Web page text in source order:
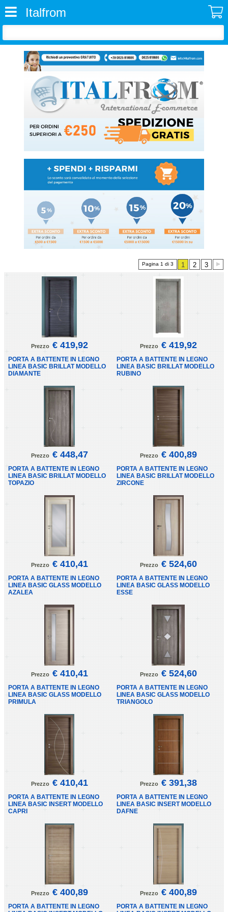
Italfrom
Pagina 1 di 3 1 2 3
Prezzo € 419,92
PORTA A BATTENTE IN LEGNO
LINEA BASIC BRILLAT MODELLO
DIAMANTE
Prezzo € 419,92
PORTA A BATTENTE IN LEGNO
LINEA BASIC BRILLAT MODELLO
RUBINO
Prezzo € 448,47
PORTA A BATTENTE IN LEGNO
LINEA BASIC BRILLAT MODELLO
TOPAZIO
Prezzo € 400,89
PORTA A BATTENTE IN LEGNO
LINEA BASIC BRILLAT MODELLO
ZIRCONE
Prezzo € 410,41
PORTA A BATTENTE IN LEGNO
LINEA BASIC GLASS MODELLO
AZALEA
Prezzo € 524,60
PORTA A BATTENTE IN LEGNO
LINEA BASIC GLASS MODELLO
ESSE
Prezzo € 410,41
PORTA A BATTENTE IN LEGNO
LINEA BASIC GLASS MODELLO
PRIMULA
Prezzo € 524,60
PORTA A BATTENTE IN LEGNO
LINEA BASIC GLASS MODELLO
TRIANGOLO
Prezzo € 410,41
PORTA A BATTENTE IN LEGNO
LINEA BASIC INSERT MODELLO
CAPRI
Prezzo € 391,38
PORTA A BATTENTE IN LEGNO
LINEA BASIC INSERT MODELLO
DAFNE
Prezzo € 400,89
PORTA A BATTENTE IN LEGNO
Prezzo € 400,89
PORTA A BATTENTE IN LEGNO